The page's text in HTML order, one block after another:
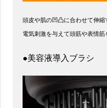
頭皮や肌の凹凸に合わせて伸
電気刺激を与えて頭筋や表情筋
●美容液導入ブラシ